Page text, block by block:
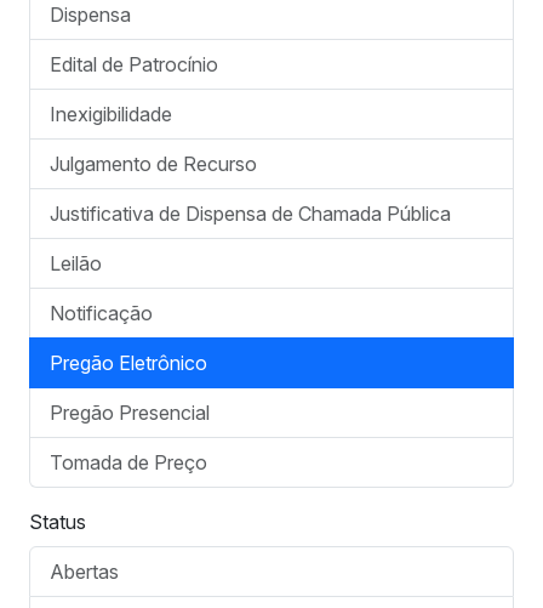
Dispensa
Edital de Patrocínio
Inexigibilidade
Julgamento de Recurso
Justificativa de Dispensa de Chamada Pública
Leilão
Notificação
Pregão Eletrônico
Pregão Presencial
Tomada de Preço
Status
Abertas